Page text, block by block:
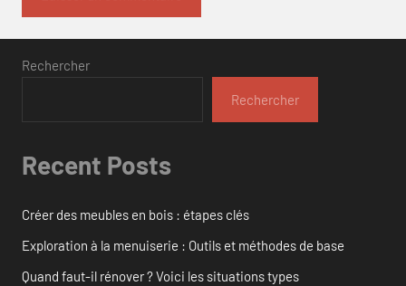
Rechercher
Rechercher
Recent Posts
Créer des meubles en bois : étapes clés
Exploration à la menuiserie : Outils et méthodes de base
Quand faut-il rénover ? Voici les situations types